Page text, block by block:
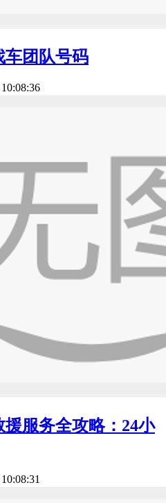
车团队号码
服务全攻略：24小